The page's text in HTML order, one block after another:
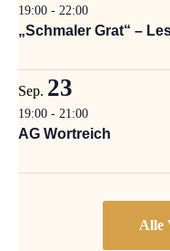
19:00 - 22:00
„Schmaler Grat“ –
Sep. 23
19:00 - 21:00
AG Wortreich